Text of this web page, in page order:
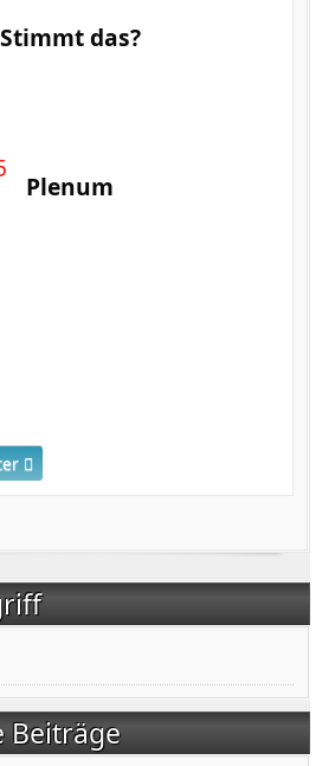
Beiträge
Stimmt das?
Plenum
Für Grundrentenbezug keine Anträge
Beitrag: Herbert Neumann erhielt